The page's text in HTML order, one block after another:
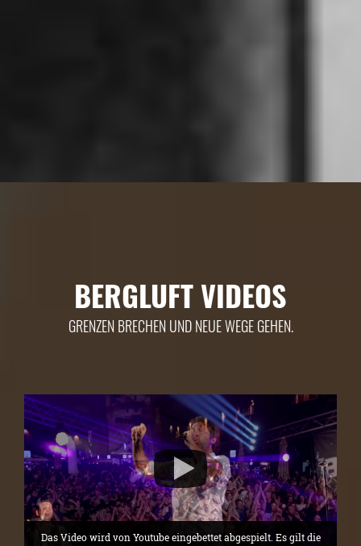
BERGLUFT VIDEOS
GRENZEN BRECHEN UND NEUE WEGE GEHEN.
Das Video wird von Youtube eingebettet abgespielt. Es gilt die